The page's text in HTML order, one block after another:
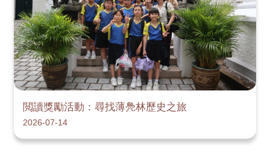
閲讀獎勵活動：尋找薄鳧林歷史之旅
2026-07-14